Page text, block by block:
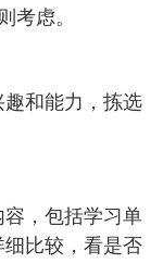
考虑。
和能力，拣选
，包括学习单
比较，看是否